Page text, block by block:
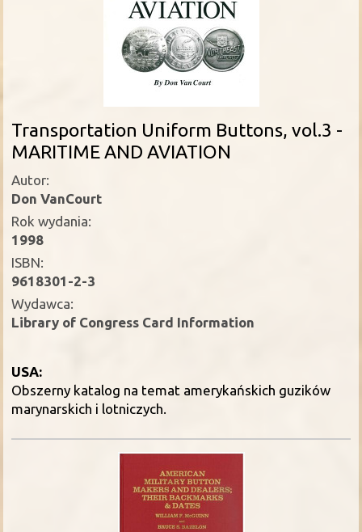
Transportation Uniform Buttons, vol.3 -
MARITIME AND AVIATION
Autor:
Don VanCourt
Rok wydania:
1998
ISBN:
9618301-2-3
Wydawca:
Library of Congress Card Information
USA:
Obszerny katalog na temat amerykańskich guzików
marynarskich i lotniczych.